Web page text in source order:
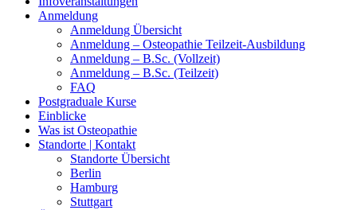
Anmeldung
Anmeldung Übersicht
Anmeldung – Osteopathie Teilzeit-Ausbildung
Anmeldung – B.Sc. (Vollzeit)
Anmeldung – B.Sc. (Teilzeit)
FAQ
Postgraduale Kurse
Einblicke
Was ist Osteopathie
Standorte | Kontakt
Standorte Übersicht
Berlin
Hamburg
Stuttgart